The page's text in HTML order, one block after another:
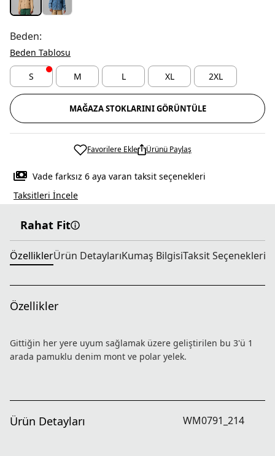
Beden:
Beden Tablosu
S M L XL 2XL
MAĞAZA STOKLARINI GÖRÜNTÜLE
Favorilere Ekle Ürünü Paylaş
Vade farksız 6 aya varan taksit seçenekleri
Taksitleri İncele
Rahat Fit
ÖzelliklerÜrün DetaylarıKumaş BilgisiTaksit Seçenekleri
Özellikler
Gittiğin her yere uyum sağlamak üzere geliştirilen bu 3'ü 1
arada pamuklu denim mont ve polar yelek.
Ürün Detayları WM0791_214